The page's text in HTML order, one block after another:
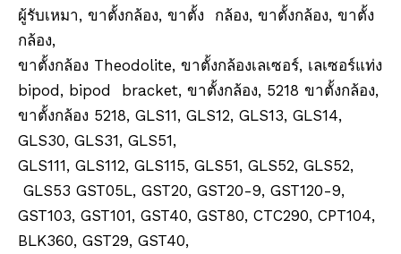
ผู้รับเหมา, ขาตั้งกล้อง, ขาตั้ง กล้อง, ขาตั้งกล้อง, ขาตั้ง
กล้อง,
ขาตั้งกล้อง Theodolite, ขาตั้งกล้องเลเซอร์, เลเซอร์แท่ง
bipod, bipod bracket, ขาตั้งกล้อง, 5218 ขาตั้งกล้อง,
ขาตั้งกล้อง 5218, GLS11, GLS12, GLS13, GLS14,
GLS30, GLS31, GLS51,
GLS111, GLS112, GLS115, GLS51, GLS52, GLS52,
GLS53 GST05L, GST20, GST20-9, GST120-9,
GST103, GST101, GST40, GST80, CTC290, CPT104,
BLK360, GST29, GST40,